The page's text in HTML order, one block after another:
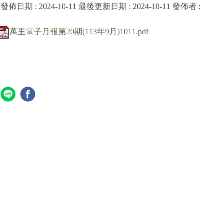
發佈日期 : 2024-10-11 最後更新日期 : 2024-10-11 發佈者 :
萬里電子月報第20期(113年9月)1011.pdf